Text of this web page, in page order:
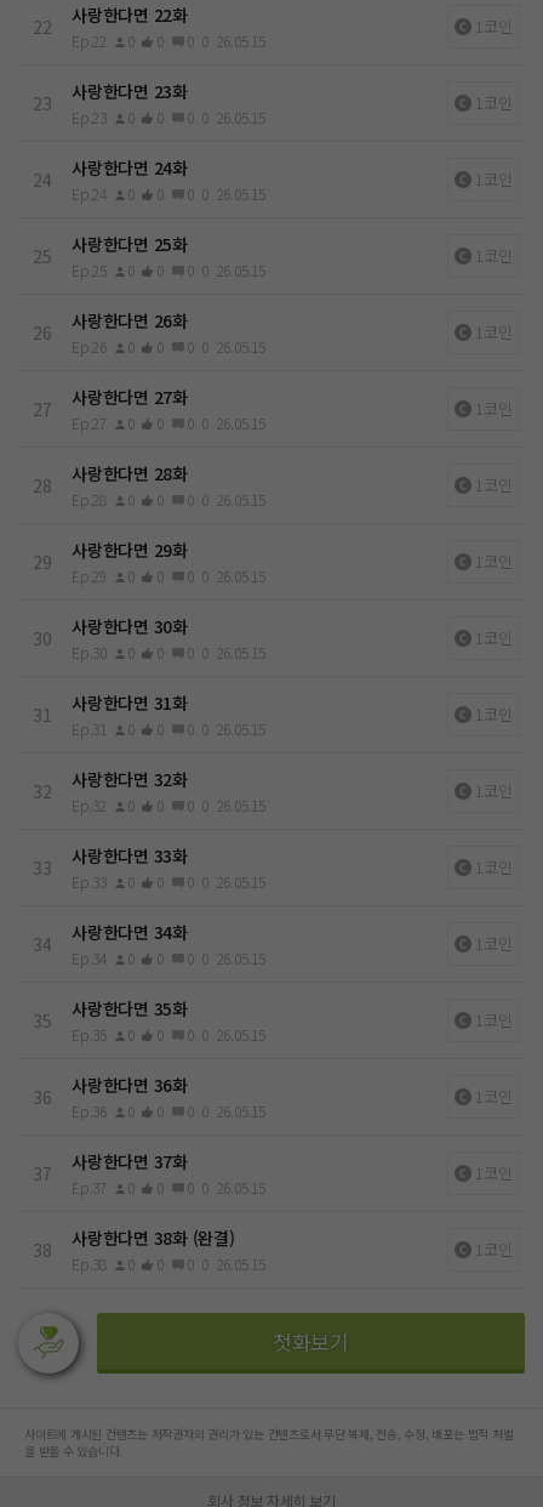
22 사랑한다면 22화
Ep.22 0 0 0 0 26.05.15
1코인
23 사랑한다면 23화
Ep.23 0 0 0 0 26.05.15
1코인
24 사랑한다면 24화
Ep.24 0 0 0 0 26.05.15
1코인
25 사랑한다면 25화
Ep.25 0 0 0 0 26.05.15
1코인
26 사랑한다면 26화
Ep.26 0 0 0 0 26.05.15
1코인
27 사랑한다면 27화
Ep.27 0 0 0 0 26.05.15
1코인
28 사랑한다면 28화
Ep.28 0 0 0 0 26.05.15
1코인
29 사랑한다면 29화
Ep.29 0 0 0 0 26.05.15
1코인
30 사랑한다면 30화
Ep.30 0 0 0 0 26.05.15
1코인
31 사랑한다면 31화
Ep.31 0 0 0 0 26.05.15
1코인
32 사랑한다면 32화
Ep.32 0 0 0 0 26.05.15
1코인
33 사랑한다면 33화
Ep.33 0 0 0 0 26.05.15
1코인
34 사랑한다면 34화
Ep.34 0 0 0 0 26.05.15
1코인
35 사랑한다면 35화
Ep.35 0 0 0 0 26.05.15
1코인
36 사랑한다면 36화
Ep.36 0 0 0 0 26.05.15
1코인
37 사랑한다면 37화
Ep.37 0 0 0 0 26.05.15
1코인
38 사랑한다면 38화 (완결)
Ep.38 0 0 0 0 26.05.15
1코인
첫화보기
사이트에 게시된 컨텐츠는 저작권자의 권리가 있는 컨텐츠로서 무단 복제, 전송, 수정, 배포는 법적 처벌
을 받을 수 있습니다.
회사 정보 자세히 보기